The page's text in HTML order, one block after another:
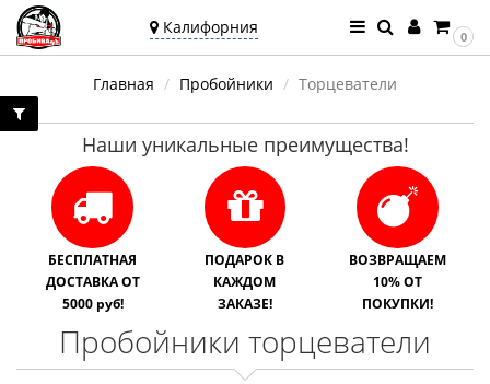
Калифорния
Ваш город —
Калифорния
0
Главная Пробойники Торцеватели
Наши уникальные преимущества!
БЕСПЛАТНАЯ
ДОСТАВКА ОТ
5000 руб!
ПОДАРОК В
КАЖДОМ
ЗАКАЗЕ!
ВОЗВРАЩАЕМ
10% ОТ
ПОКУПКИ!
Пробойники торцеватели